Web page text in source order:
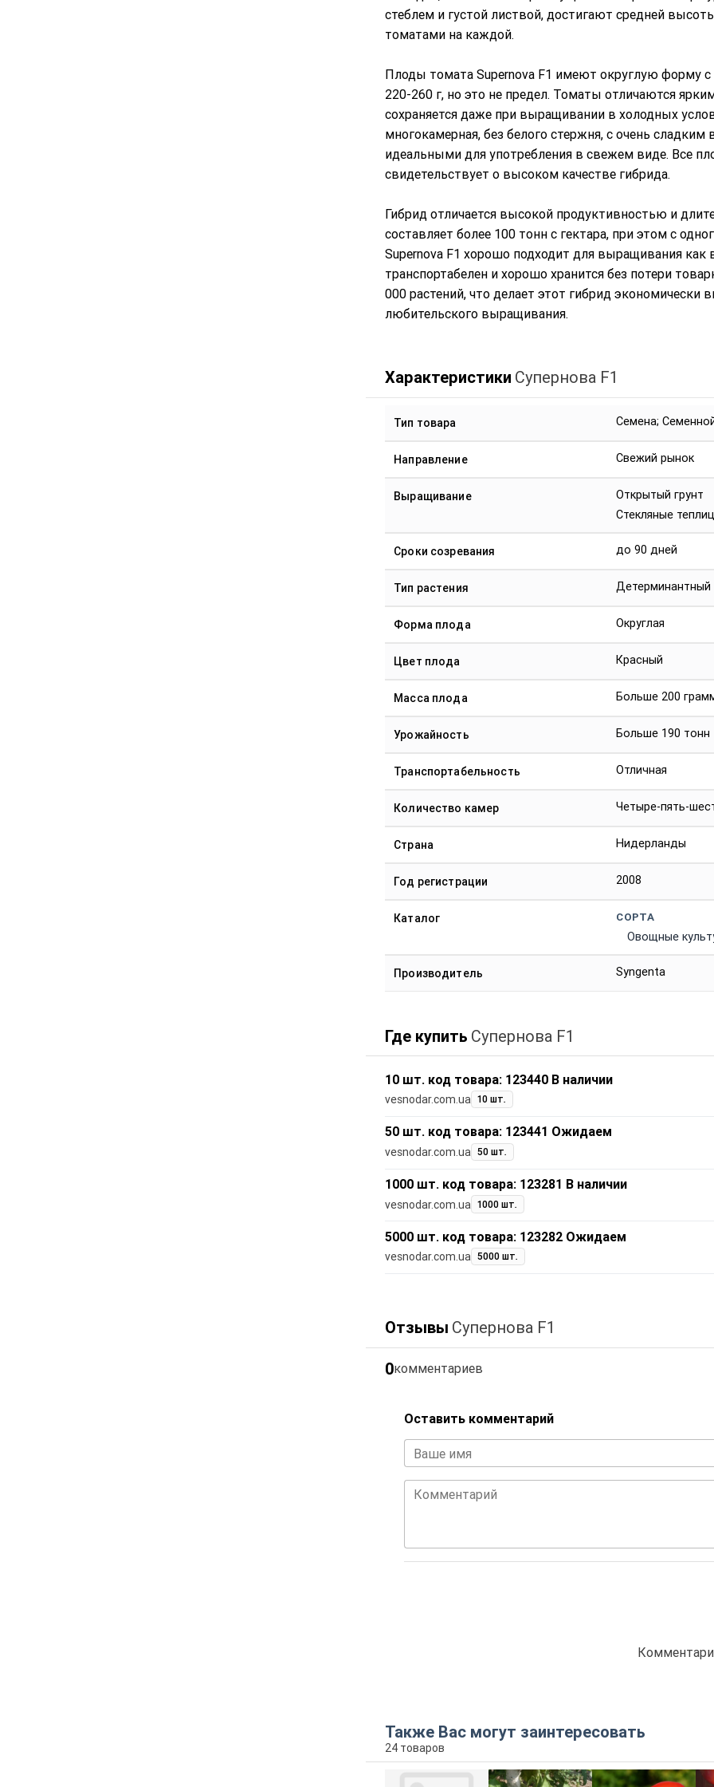
стеблем и густой листвой, достигают средней
томатами на каждой.
Плоды томата Supernova F1 имеют округлую форму с
220-260 г, но это не предел. Томаты отличаются
сохраняется даже при выращивании в холодных
многокамерная, без белого стержня, с очень сладким
идеальными для употребления в свежем виде. Все
свидетельствует о высоком качестве гибрида.
Гибрид отличается высокой продуктивностью и
составляет более 100 тонн с гектара, при этом с
Supernova F1 хорошо подходит для выращивания
транспортабелен и хорошо хранится без потери
000 растений, что делает этот гибрид
любительского выращивания.
Характеристики Супернова F1
Тип товара Семена;
Направление Свежий рынок
Выращивание
Открытый грунт
Стекляные
Сроки созревания до 90 дней
Тип растения Детерминантный
Форма плода Округлая
Цвет плода Красный
Масса плода Больше 200
Урожайность Больше 190 тонн
Транспортабельность Отличная
Количество камер Четыре-пять-
Страна Нидерланды
Год регистрации 2008
Каталог СОРТА
Овощные
Производитель Syngenta
Где купить Супернова F1
10 шт. код товара: 123440 В наличии
vesnodar.com.ua 10 шт.
50 шт. код товара: 123441 Ожидаем
vesnodar.com.ua 50 шт.
1000 шт. код товара: 123281 В наличии
vesnodar.com.ua 1000 шт.
5000 шт. код товара: 123282 Ожидаем
vesnodar.com.ua 5000 шт.
Отзывы Супернова F1
0комментариев
Оставить комментарий
Ваше имя
Комментарий
Также Вас могут заинтересовать
24 товаров